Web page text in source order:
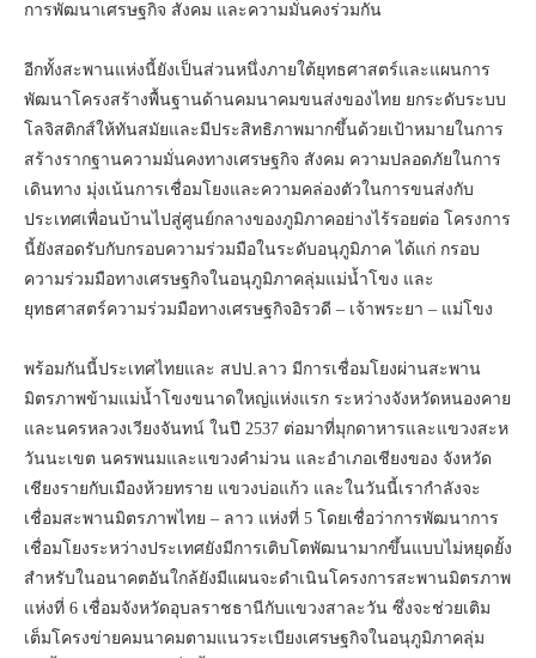
การพัฒนาเศรษฐกิจ สังคม และความมั่นคงร่วมกัน
อีกทั้งสะพานแห่งนี้ยังเป็นส่วนหนึ่งภายใต้ยุทธศาสตร์และแผนการ
พัฒนาโครงสร้างพื้นฐานด้านคมนาคมขนส่งของไทย ยกระดับระบบ
โลจิสติกส์ให้ทันสมัยและมีประสิทธิภาพมากขึ้นด้วยเป้าหมายในการ
สร้างรากฐานความมั่นคงทางเศรษฐกิจ สังคม ความปลอดภัยในการ
เดินทาง มุ่งเน้นการเชื่อมโยงและความคล่องตัวในการขนส่งกับ
ประเทศเพื่อนบ้านไปสู่ศูนย์กลางของภูมิภาคอย่างไร้รอยต่อ โครงการ
นี้ยังสอดรับกับกรอบความร่วมมือในระดับอนุภูมิภาค ได้แก่ กรอบ
ความร่วมมือทางเศรษฐกิจในอนุภูมิภาคลุ่มแม่น้ำโขง และ
ยุทธศาสตร์ความร่วมมือทางเศรษฐกิจอิรวดี – เจ้าพระยา – แม่โขง
พร้อมกันนี้ประเทศไทยและ สปป.ลาว มีการเชื่อมโยงผ่านสะพาน
มิตรภาพข้ามแม่น้ำโขงขนาดใหญ่แห่งแรก ระหว่างจังหวัดหนองคาย
และนครหลวงเวียงจันทน์ ในปี 2537 ต่อมาที่มุกดาหารและแขวงสะห
วันนะเขต นครพนมและแขวงคำม่วน และอำเภอเชียงของ จังหวัด
เชียงรายกับเมืองห้วยทราย แขวงบ่อแก้ว และในวันนี้เรากำลังจะ
เชื่อมสะพานมิตรภาพไทย – ลาว แห่งที่ 5 โดยเชื่อว่าการพัฒนาการ
เชื่อมโยงระหว่างประเทศยังมีการเติบโตพัฒนามากขึ้นแบบไม่หยุดยั้ง
สำหรับในอนาคตอันใกล้ยังมีแผนจะดำเนินโครงการสะพานมิตรภาพ
แห่งที่ 6 เชื่อมจังหวัดอุบลราชธานีกับแขวงสาละวัน ซึ่งจะช่วยเติม
เต็มโครงข่ายคมนาคมตามแนวระเบียงเศรษฐกิจในอนุภูมิภาคลุ่ม